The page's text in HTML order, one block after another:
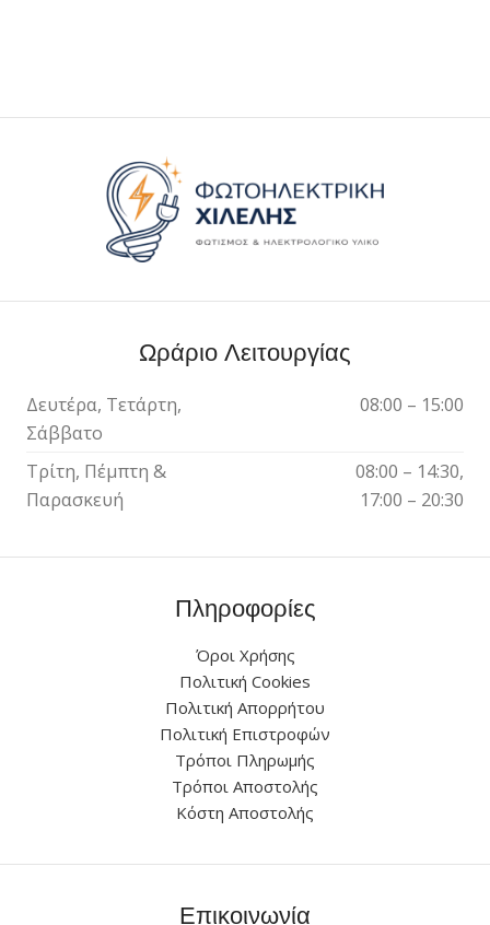
Ωράριο Λειτουργίας
Δευτέρα, Τετάρτη,
Σάββατο
08:00 – 15:00
Τρίτη, Πέμπτη &
Παρασκευή
08:00 – 14:30,
17:00 – 20:30
Πληροφορίες
Όροι Χρήσης
Πολιτική Cookies
Πολιτική Απορρήτου
Πολιτική Επιστροφών
Τρόποι Πληρωμής
Τρόποι Αποστολής
Κόστη Αποστολής
Επικοινωνία